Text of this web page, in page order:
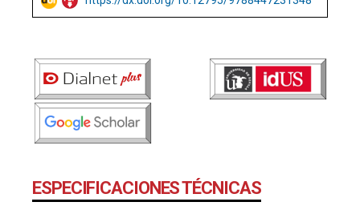
ESPECIFICACIONES TÉCNICAS